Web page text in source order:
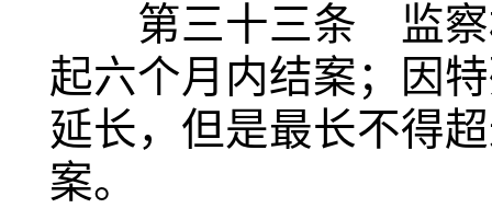
第三十三条 监察机
起六个月内结案；因
延长，但是最长不得
案。